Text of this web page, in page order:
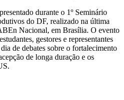
durante o 1º Seminário
do DF, realizado na última
Nacional, em Brasília. O evento
gestores e representantes
de debates sobre o fortalecimento
de longa duração e os